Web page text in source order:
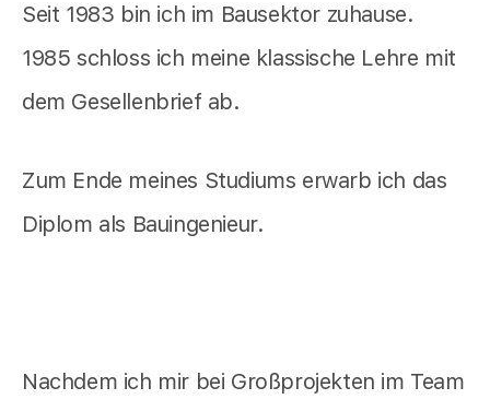
Seit 1983 bin ich im Bausektor zuhause.
1985 schloss ich meine klassische Lehre mit
dem Gesellenbrief ab.
Zum Ende meines Studiums erwarb ich das
Diplom als Bauingenieur.
Nachdem ich mir bei Großprojekten im Team